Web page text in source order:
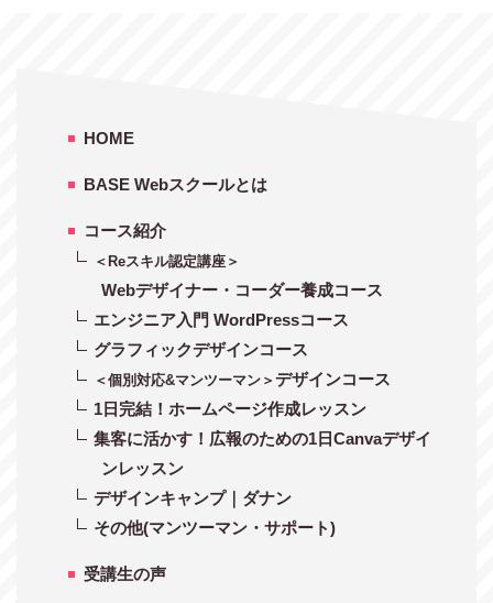
HOME
BASE Webスクールとは
コース紹介
＜Reスキル認定講座＞
Webデザイナー・コーダー養成コース
エンジニア入門 WordPressコース
グラフィックデザインコース
＜個別対応&マンツーマン＞ デザインコース
1日完結！ホームページ作成レッスン
集客に活かす！広報のための1日Canvaデザイ
ンレッスン
デザインキャンプ｜ダナン
その他(マンツーマン・サポート)
受講生の声